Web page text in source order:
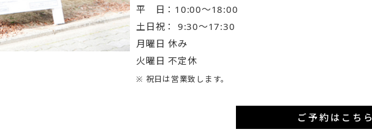
平 日：10:00～18:00
土日祝： 9:30〜17:30
月曜日 休み
火曜日 不定休
※ 祝日は営業致します。
ご予約はこちら